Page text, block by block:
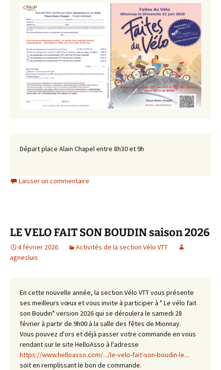
Départ place Alain Chapel entre 8h30 et 9h
Laisser un commentaire
LE VELO FAIT SON BOUDIN saison 2026
4 février 2026
Activités de la section Vélo VTT
agnesluis
En cette nouvelle année, la section Vélo VTT vous présente
ses meilleurs vœux et vous invite à participer à " Le vélo fait
son Boudin" version 2026 qui se déroulera le samedi 28
février à partir de 9h00 à la salle des fêtes de Mionnay.
Vous pouvez d'ors et déjà passer votre commande en vous
rendant sur le site HelloAsso à l'adresse
https://www.helloasso.com/.../le-velo-fait-son-boudin-le...
soit en remplissant le bon de commande.